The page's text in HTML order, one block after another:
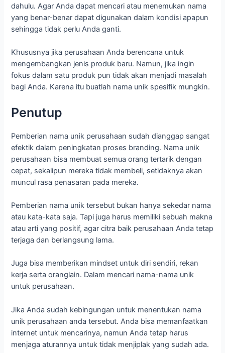
dahulu. Agar Anda dapat mencari atau menemukan nama
yang benar-benar dapat digunakan dalam kondisi apapun
sehingga tidak perlu Anda ganti.
Khususnya jika perusahaan Anda berencana untuk
mengembangkan jenis produk baru. Namun, jika ingin
fokus dalam satu produk pun tidak akan menjadi masalah
bagi Anda. Karena itu buatlah nama unik spesifik mungkin.
Penutup
Pemberian nama unik perusahaan sudah dianggap sangat
efektik dalam peningkatan proses branding. Nama unik
perusahaan bisa membuat semua orang tertarik dengan
cepat, sekalipun mereka tidak membeli, setidaknya akan
muncul rasa penasaran pada mereka.
Pemberian nama unik tersebut bukan hanya sekedar nama
atau kata-kata saja. Tapi juga harus memiliki sebuah makna
atau arti yang positif, agar citra baik perusahaan Anda tetap
terjaga dan berlangsung lama.
Juga bisa memberikan mindset untuk diri sendiri, rekan
kerja serta oranglain. Dalam mencari nama-nama unik
untuk perusahaan.
Jika Anda sudah kebingungan untuk menentukan nama
unik perusahaan anda tersebut. Anda bisa memanfaatkan
internet untuk mencarinya, namun Anda tetap harus
menjaga aturannya untuk tidak menjiplak yang sudah ada.